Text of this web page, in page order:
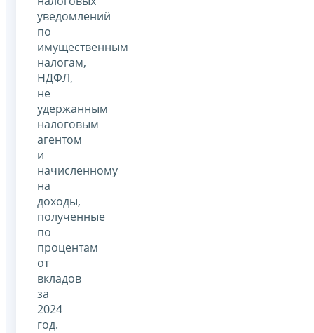
уведомлений
по
имущественным
налогам,
НДФЛ,
не
удержанным
налоговым
агентом
и
начисленному
на
доходы,
полученные
по
процентам
от
вкладов
за
2024
год.